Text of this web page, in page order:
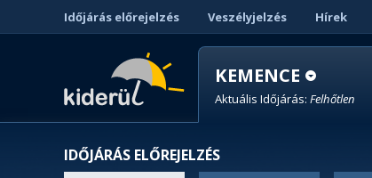
Időjárás előrejelzés Veszélyjelzés Hírek
KEMENCE
Aktuális Időjárás: Felhőtlen
IDŐJÁRÁS ELŐREJELZÉS